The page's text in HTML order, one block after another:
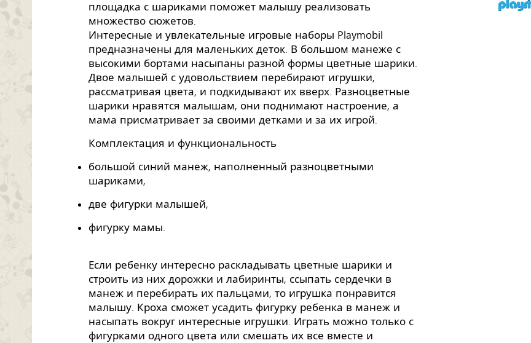
площадка с шариками поможет малышу реализовать
множество сюжетов.
Интересные и увлекательные игровые наборы Playmobil
предназначены для маленьких деток. В большом манеже с
высокими бортами насыпаны разной формы цветные шарики.
Двое малышей с удовольствием перебирают игрушки,
рассматривая цвета, и подкидывают их вверх. Разноцветные
шарики нравятся малышам, они поднимают настроение, а
мама присматривает за своими детками и за их игрой.
Комплектация и функциональность
большой синий манеж, наполненный разноцветными
шариками,
две фигурки малышей,
фигурку мамы.
Если ребенку интересно раскладывать цветные шарики и
строить из них дорожки и лабиринты, ссыпать сердечки в
манеж и перебирать их пальцами, то игрушка понравится
малышу. Кроха сможет усадить фигурку ребенка в манеж и
насыпать вокруг интересные игрушки. Играть можно только с
фигурками одного цвета или смешать их все вместе и